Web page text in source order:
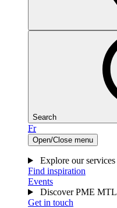
Search
Fr
Open/Close menu
Explore our services
Find inspiration
Events
Discover PME MTL
Get in touch